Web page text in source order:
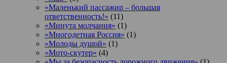
«Маленький пассажир – большая
ответственность!» (11)
«Минута молчания» (1)
«Многодетная Россия» (1)
«Молоды душой» (1)
«Мото-скутер» (4)